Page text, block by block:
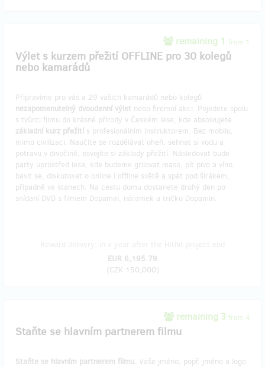
remaining 1 from 1
Výlet s kurzem přežití OFFLINE pro 30 kolegů
nebo kamarádů
Připravíme pro vás a 29 vašich kamarádů nebo kolegů
nezapomenutelný dvoudenní výlet nebo firemní akci. Pojedete spolu
s tvůrci filmu do krásné přírody v Českém lese, kde absolvujete
základní kurz přežití s profesionálním instruktorem. Bez mobilu,
mimo civilizaci. Naučíte se rozdělávat oheň, sehnat si vodu a
potravu v divočině, osvojíte si základy přežití. Následovat bude
party uprostřed lesa, kde budeme grilovat maso, pít pivo a víno,
bavit se, diskutovat o online i offline světě a spát pod širákem,
případně ve stanech. Na cestu domu dostanete druhý den po
snídaní DVD s filmem Dopamin, náramek a tričko Dopamin.
EUR 6,195.79
(CZK 150,000)
remaining 3 from 4
Staňte se hlavním partnerem filmu
Staňte se hlavním partnerem filmu. Vaše jméno, popř. jméno a logo